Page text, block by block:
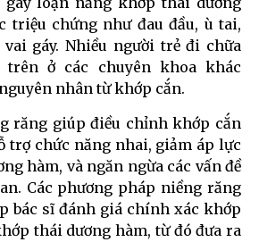
triệu chứng như đau đầu, ù tai,
gáy. Nhiều người trẻ đi chữa
trên ở các chuyên khoa khác
nhân từ khớp cắn.
răng giúp điều chỉnh khớp cắn
trợ chức năng nhai, giảm áp lực
hàm, và ngăn ngừa các vấn đề
Các phương pháp niềng răng
bác sĩ đánh giá chính xác khớp
thái dương hàm, từ đó đưa ra